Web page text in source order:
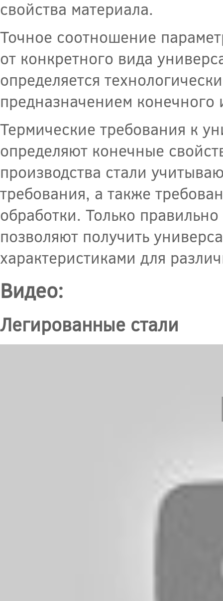
свойства материала.
Точное соотношение
от конкретного вида
определяется
предназначением конечного
Термические требования к
определяют конечные
производства стали
требования, а также
обработки. Только
позволяют получить
характеристиками для
Видео:
Легированные стали